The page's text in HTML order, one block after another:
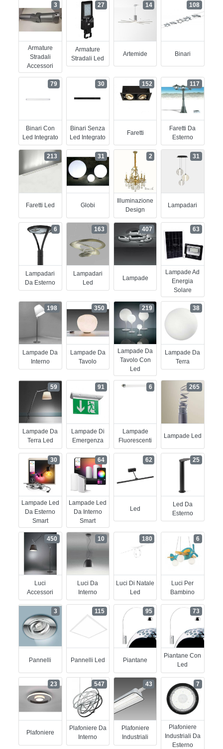
Armature
Stradali
Accessori
3
Armature
Stradali Led
27
Artemide
14
Binari
108
Binari Con
Led Integrato
79
Binari Senza
Led Integrato
30
Faretti
152
Faretti Da
Esterno
117
Faretti Led
213
Globi
31
Illuminazione
Design
2
Lampadari
31
Lampadari
Da Esterno
6
Lampadari
Led
163
Lampade
407
Lampade Ad
Energia
Solare
63
Lampade Da
Interno
198
Lampade Da
Tavolo
350
Lampade Da
Tavolo Con
Led
219
Lampade Da
Terra
38
Lampade Da
Terra Led
59
Lampade Di
Emergenza
91
Lampade
Fluorescenti
6
Lampade Led
265
Lampade Led
Da Esterno
Smart
30
Lampade Led
Da Interno
Smart
64
Led
62
Led Da
Esterno
25
Luci
Accessori
450
Luci Da
Interno
10
Luci Di Natale
Led
180
Luci Per
Bambino
6
Pannelli
3
Pannelli Led
115
Piantane
95
Piantane Con
Led
73
Plafoniere
23
Plafoniere Da
Interno
547
Plafoniere
Industriali
43
Plafoniere
Industriali Da
Esterno
7